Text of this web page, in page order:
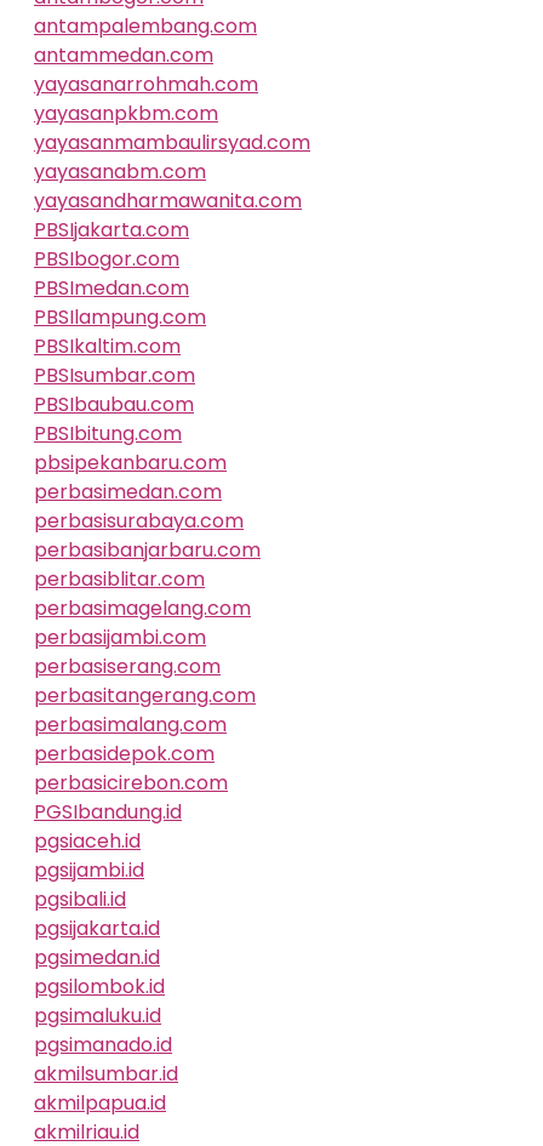
antampalembang.com
antammedan.com
yayasanarrohmah.com
yayasanpkbm.com
yayasanmambaulirsyad.com
yayasanabm.com
yayasandharmawanita.com
PBSIjakarta.com
PBSIbogor.com
PBSImedan.com
PBSIlampung.com
PBSIkaltim.com
PBSIsumbar.com
PBSIbaubau.com
PBSIbitung.com
pbsipekanbaru.com
perbasimedan.com
perbasisurabaya.com
perbasibanjarbaru.com
perbasiblitar.com
perbasimagelang.com
perbasijambi.com
perbasiserang.com
perbasitangerang.com
perbasimalang.com
perbasidepok.com
perbasicirebon.com
PGSIbandung.id
pgsiaceh.id
pgsijambi.id
pgsibali.id
pgsijakarta.id
pgsimedan.id
pgsilombok.id
pgsimaluku.id
pgsimanado.id
akmilsumbar.id
akmilpapua.id
akmilriau.id